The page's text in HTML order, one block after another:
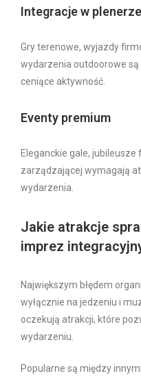
Integracje w plenerze
Gry terenowe, wyjazdy
wydarzenia outdoorowe
ceniące aktywność.
Eventy premium
Eleganckie gale,
zarządzającej wymagają
wydarzenia.
Jakie atrakcje
imprez
Największym błędem
wyłącznie na jedzeniu i
oczekują atrakcji, które
wydarzeniu.
Popularne są między